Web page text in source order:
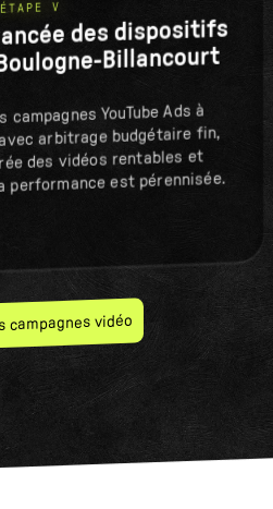
ÉTAPE V
des dispositifs
Billancourt
YouTube Ads à
arbitrage budgétaire fin,
des vidéos rentables et
performance est pérennisée.
campagnes vidéo